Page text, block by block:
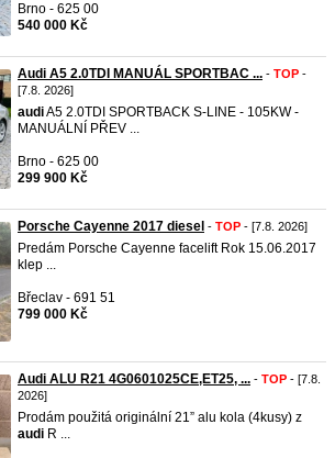
Brno - 625 00
540 000 Kč
Audi A5 2.0TDI MANUÁL SPORTBAC ... - TOP -
[7.8. 2026]
audiA5 2.0TDI SPORTBACK S-LINE - 105KW -
MANUÁLNÍ PŘEV ...
Brno - 625 00
299 900 Kč
Porsche Cayenne 2017 diesel - TOP - [7.8. 2026]
Predám Porsche Cayenne facelift Rok 15.06.2017
klep ...
Břeclav - 691 51
799 000 Kč
Audi ALU R21 4G0601025CE,ET25, ... - TOP - [7.8.
2026]
Prodám použitá originální 21” alu kola (4kusy) z
audi R ...